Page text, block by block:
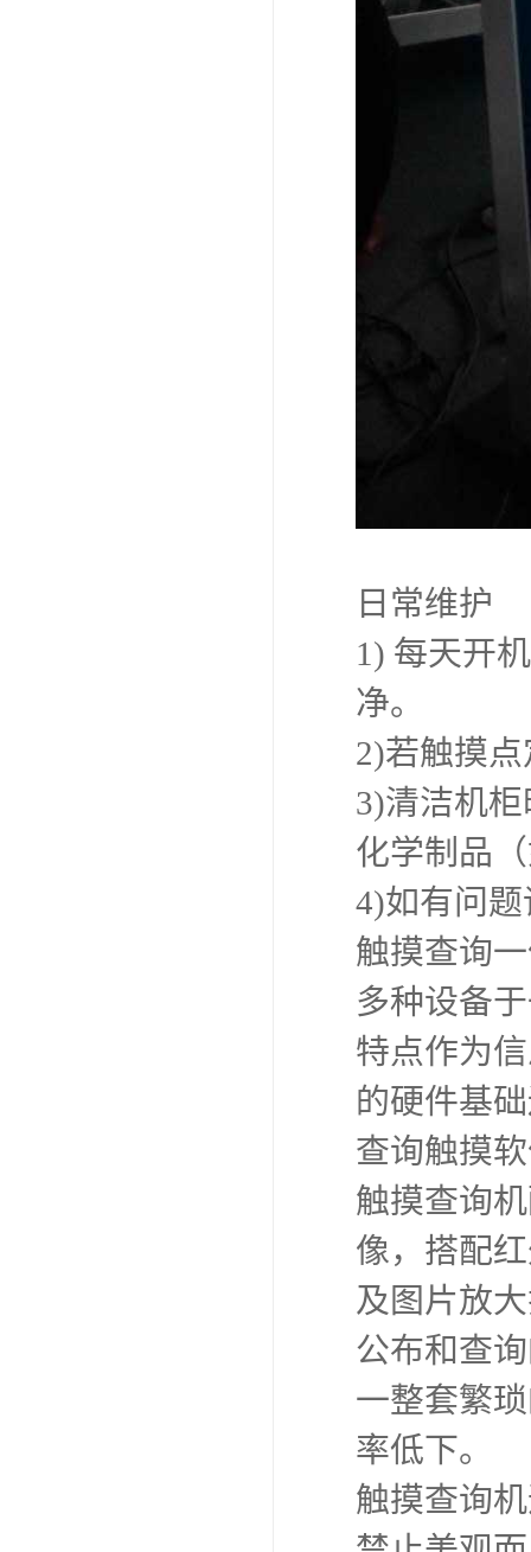
日常维护
1) 每天开
净。
2)若触摸
3)清洁机
化学制品
4)如有问
触摸查询
多种设备
特点作为
的硬件基
查询触摸
触摸查询
像，搭配
及图片放
公布和查
一整套繁
率低下。
触摸查询